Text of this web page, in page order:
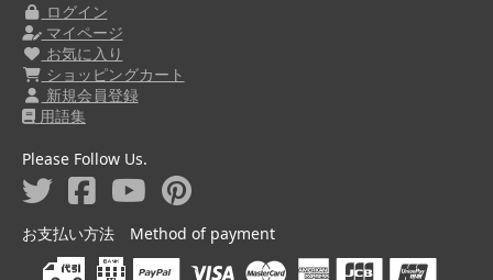
ログイン
マイページ
お気に入り
ショッピングカート
新規会員登録
用語集
Please Follow Us.
お支払い方法 Method of payment